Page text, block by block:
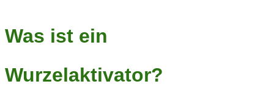
Was ist ein
Wurzelaktivator?